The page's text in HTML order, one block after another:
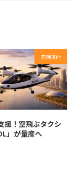
先端技術
援！空飛ぶタクシ
」が量産へ